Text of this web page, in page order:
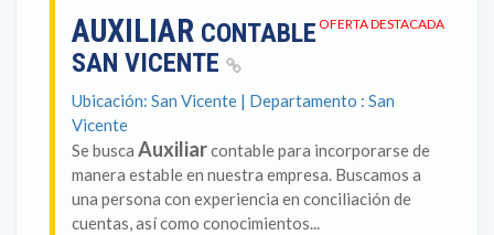
OFERTA DESTACADA
AUXILIAR CONTABLE
SAN VICENTE
Ubicación: San Vicente | Departamento : San
Vicente
Se busca Auxiliarcontable para incorporarse de
manera estable en nuestra empresa. Buscamos a
una persona con experiencia en conciliación de
cuentas, así como conocimientos...